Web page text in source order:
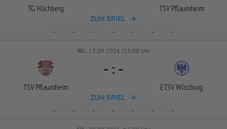
TG Höchberg TSV Pflaumheim
ZUM SPIEL
- - - - - - -
SO.. 13.09.2026 /13:00 Uhr
TSV Pflaumheim
- : -
ETSV Würzburg
ZUM SPIEL
- - - - - - -